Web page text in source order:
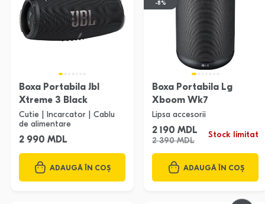
Boxa Portabila Jbl
Xtreme 3 Black
Cutie | Incarcator | Cablu
de alimentare
2 990 MDL
ADAUGĂ ÎN COȘ
-8%
Boxa Portabila Lg
Xboom Wk7
Lipsa accesorii
2 190 MDL
2 390 MDL
Stock limitat
ADAUGĂ ÎN COȘ